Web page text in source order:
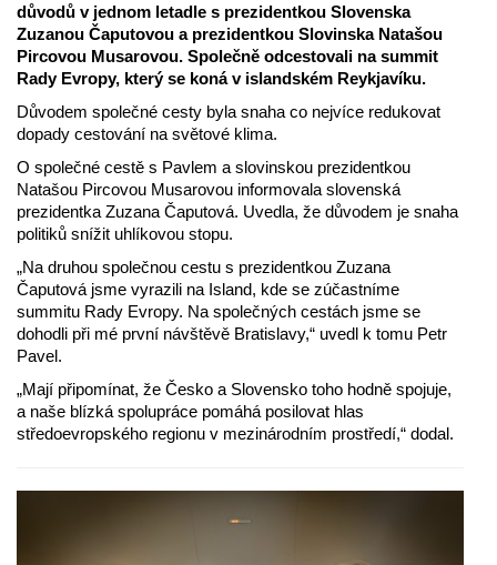
důvodů v jednom letadle s prezidentkou Slovenska
Zuzanou Čaputovou a prezidentkou Slovinska Natašou
Pircovou Musarovou. Společně odcestovali na summit
Rady Evropy, který se koná v islandském Reykjavíku.
Důvodem společné cesty byla snaha co nejvíce redukovat
dopady cestování na světové klima.
O společné cestě s Pavlem a slovinskou prezidentkou
Natašou Pircovou Musarovou informovala slovenská
prezidentka Zuzana Čaputová. Uvedla, že důvodem je snaha
politiků snížit uhlíkovou stopu.
„Na druhou společnou cestu s prezidentkou Zuzana
Čaputová jsme vyrazili na Island, kde se zúčastníme
summitu Rady Evropy. Na společných cestách jsme se
dohodli při mé první návštěvě Bratislavy,“ uvedl k tomu Petr
Pavel.
„Mají připomínat, že Česko a Slovensko toho hodně spojuje,
a naše blízká spolupráce pomáhá posilovat hlas
středoevropského regionu v mezinárodním prostředí,“ dodal.